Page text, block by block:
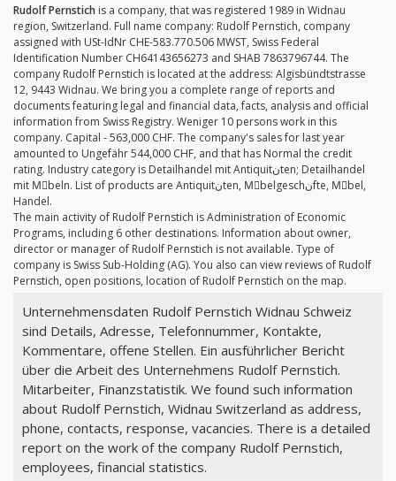
Rudolf Pernstich is a company, that was registered 1989 in Widnau
region, Switzerland. Full name company: Rudolf Pernstich, company
assigned with USt-IdNr CHE-583.770.506 MWST, Swiss Federal
Identification Number CH64143656273 and SHAB 7863796744. The
company Rudolf Pernstich is located at the address: Algisbündtstrasse
12, 9443 Widnau. We bring you a complete range of reports and
documents featuring legal and financial data, facts, analysis and official
information from Swiss Registry. Weniger 10 persons work in this
company. Capital - 563,000 CHF. The company's sales for last year
amounted to Ungefähr 544,000 CHF, and that has Normal the credit
rating. Industry category is Detailhandel mit Antiquitنten; Detailhandel
mit Mِbeln. List of products are Antiquitنten, Mِbelgeschنfte, Mِbel,
Handel.
The main activity of Rudolf Pernstich is Administration of Economic
Programs, including 6 other destinations. Information about owner,
director or manager of Rudolf Pernstich is not available. Type of
company is Swiss Sub-Holding (AG). You also can view reviews of Rudolf
Pernstich, open positions, location of Rudolf Pernstich on the map.
Unternehmensdaten Rudolf Pernstich Widnau Schweiz
sind Details, Adresse, Telefonnummer, Kontakte,
Kommentare, offene Stellen. Ein ausführlicher Bericht
über die Arbeit des Unternehmens Rudolf Pernstich.
Mitarbeiter, Finanzstatistik. We found such information
about Rudolf Pernstich, Widnau Switzerland as address,
phone, contacts, response, vacancies. There is a detailed
report on the work of the company Rudolf Pernstich,
employees, financial statistics.